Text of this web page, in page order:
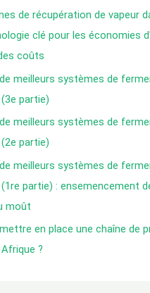
de récupération de vapeur
clé pour les économies
coûts
meilleurs systèmes de
partie)
meilleurs systèmes de
partie)
meilleurs systèmes de
partie) : ensemencement
moût
en place une chaîne de
?